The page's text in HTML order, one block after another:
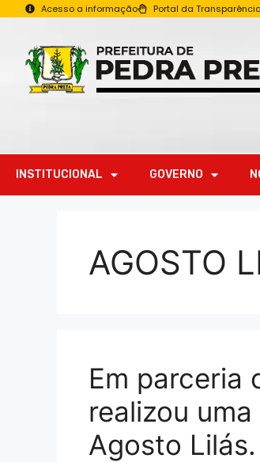
Acesso a informação Portal da Transparência
INSTITUCIONAL GOVERNO
AGOSTO
Em parceria
realizou
Agosto Lilás.